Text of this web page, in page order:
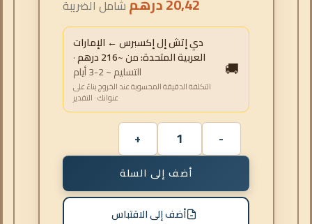
شامل الضريبة
🚚
دي إتش إل إكسبرس ← الإمارات
العربية المتحدة:من~216 درهم
·
التسليم ~ 2-3 أيام
التكلفة الدقيقة المحسوبة عند الخروج بناءً على
عنوانك · التقدير
أضف إلى السلة
أضف إلى الاقتباس